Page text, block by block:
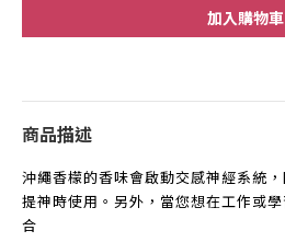
加入購物車
商品描述
沖繩香檬的香味會啟動交感神經系統，
提神時使用。 另外， 當您想在工作或
合